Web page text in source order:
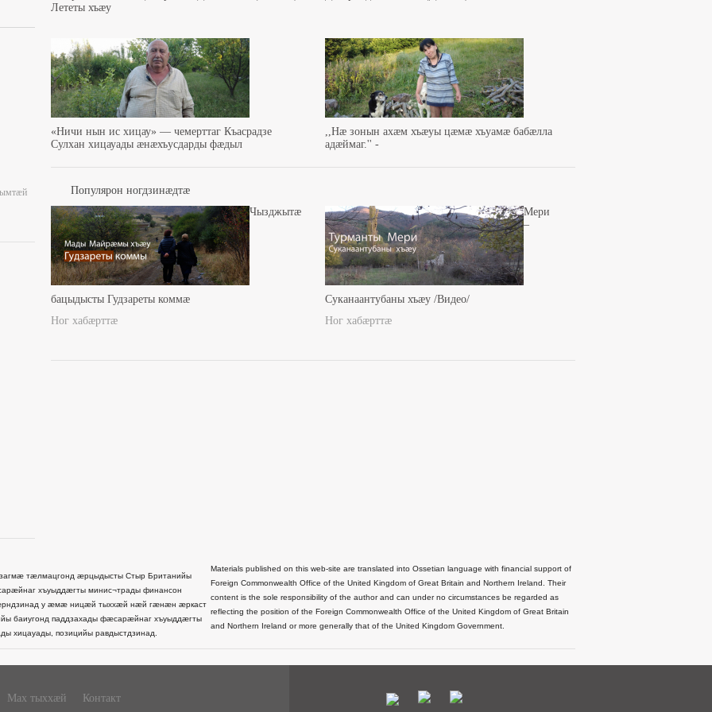
Лететы хъæу
«Ничи нын ис хицау» — чемерттаг Къасрадзе
Сулхан хицауады æнæхъусдарды фæдыл
,,Нæ зонын ахæм хъæуы цæмæ хъуамæ бабæлла
адæймаг.'' -
Популярон ногдзинæдтæ
Чызджытæ
бацыдысты Гудзареты коммæ
Ног хабæрттæ
Мери
–
Суканаантубаны хъæу /Видео/
Ног хабæрттæ
тæлмацгонд æрцыдысты Стыр Британийы
хъуыддæгты минис¬трады финансон
у æмæ ницæй тыххæй нæй гæнæн æркаст
баиугонд паддзахады фæсарæйнаг хъуыддæгты
хицауады, позицийы равдыстдзинад.
Materials published on this web-site are translated into Ossetian language with financial support of
Foreign Commonwealth Office of the United Kingdom of Great Britain and Northern Ireland. Their
content is the sole responsibility of the author and can under no circumstances be regarded as
reflecting the position of the Foreign Commonwealth Office of the United Kingdom of Great Britain
and Northern Ireland or more generally that of the United Kingdom Government.
Мах тыххæй Контакт